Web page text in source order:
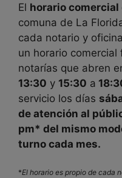
El horario comercial
comuna de La
cada notario y
un horario
notarías que abren
13:30 y 15:30 a
servicio los días
de atención al
pm* del mismo
turno cada mes.
*El horario es propio de cada